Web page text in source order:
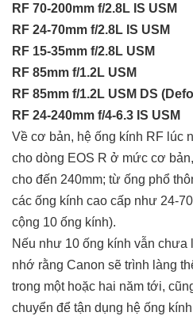
RF 70-200mm f/2.8L IS USM
RF 24-70mm f/2.8L IS USM
RF 15-35mm f/2.8L USM
RF 85mm f/1.2L USM
RF 85mm f/1.2L USM DS
RF 24-240mm f/4-6.3 IS USM
Về cơ bản, hệ ống kính RF lúc
cho dòng EOS R ở mức cơ
cho đến 240mm; từ ống phổ
các ống kính cao cấp như 24-
cộng 10 ống kính).
Nếu như 10 ống kính vẫn chưa
nhớ rằng Canon sẽ trình làng
trong một hoặc hai năm tới,
chuyển để tận dụng hệ ống kính